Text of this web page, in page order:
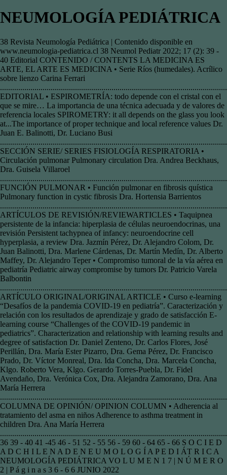
NEUMOLOGÍA PEDIÁTRICA
38 Revista Neumología Pediátrica | Contenido disponible en
www.neumologia-pediatrica.cl 38 Neumol Pediatr 2022; 17 (2): 39 -
40 Editorial CONTENIDO / CONTENTS LA MEDICINA ES
ARTE, EL ARTE ES MEDICINA • Serie Ríos (humedales). Acrílico
sobre lienzo Carina Ferrari
EDITORIAL • ESPIROMETRÍA: todo depende con el cristal con el
que se mire… La importancia de una técnica adecuada y de valores de
referencia locales SPIROMETRY: it all depends on the glass you look
at...The importance of proper technique and local reference values Dr.
Juan E. Balinotti, Dr. Luciano Busi
SECCIÓN SERIE/ SERIES FISIOLOGÍA RESPIRATORIA •
Circulación pulmonar Pulmonary circulation Dra. Andrea Beckhaus,
Dra. Guisela Villaroel
FUNCIÓN PULMONAR • Función pulmonar en fibrosis quística
Pulmonary function in cystic fibrosis Dra. Hortensia Barrientos
ARTÍCULOS DE REVISIÓN/REVIEWARTICLES • Taquipnea
persistente de la infancia: hiperplasia de células neuroendocrinas, una
revisión Persistent tachypnea of infancy: neuroendocrine cell
hyperplasia, a review Dra. Jazmín Pérez, Dr. Alejandro Colom, Dr.
Juan Balinotti, Dra. Marlene Cárdenas, Dr. Martín Medín, Dr. Alberto
Maffey, Dr. Alejandro Teper • Compromiso tumoral de la vía aérea en
pediatría Pediatric airway compromise by tumors Dr. Patricio Varela
Balbontin
ARTÍCULO ORIGINAL/ORIGINAL ARTICLE • Curso e-learning
“Desafíos de la pandemia COVID-19 en pediatría”. Caracterización y
relación con los resultados de aprendizaje y grado de satisfacción E-
learning course “Challenges of the COVID-19 pandemic in
pediatrics”. Characterization and relationship with learning results and
degree of satisfaction Dr. Daniel Zenteno, Dr. Carlos Flores, José
Perillán, Dra. María Ester Pizarro, Dra. Gema Pérez, Dr. Francisco
Prado, Dr. Víctor Monreal, Dra. Ida Concha, Dra. Marcela Concha,
Klgo. Roberto Vera, Klgo. Gerardo Torres-Puebla, Dr. Fidel
Avendaño, Dra. Verónica Cox, Dra. Alejandra Zamorano, Dra. Ana
María Herrera
COLUMNA DE OPINIÓN/ OPINION COLUMN • Adherencia al
tratamiento del asma en niños Adherence to asthma treatment in
children Dra. Ana María Herrera
36 39 - 40 41 -45 46 - 51 52 - 55 56 - 59 60 - 64 65 - 66 S O C I E D
A D C H I L E N A D E N E U M O L O G Í A P E D I ÁT R I C A
NEUMOLOGÍA PEDIÁTRICA VO L U M E N 1 7 | N Ú M E R O
2 | P á g i n a s 3 6 - 6 6 JUNIO 2022